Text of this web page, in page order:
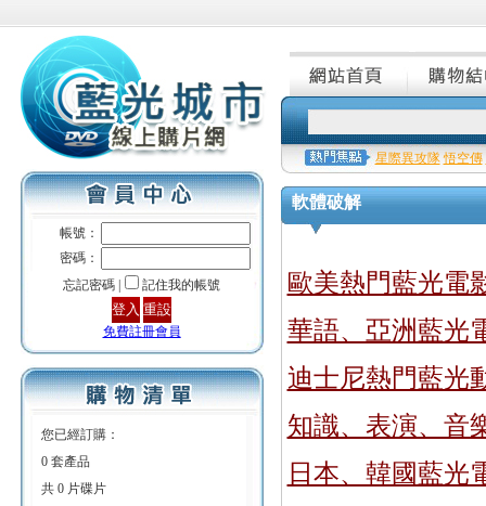
帳號：
密碼：
忘記密碼 |
記住我的帳號
免費註冊會員
您已經訂購：
0 套產品
共 0 片碟片
星際異攻隊 悟空傳
軟體破解
歐美熱門藍光電
華語、亞洲藍光
迪士尼熱門藍光
知識、表演、音
日本、韓國藍光